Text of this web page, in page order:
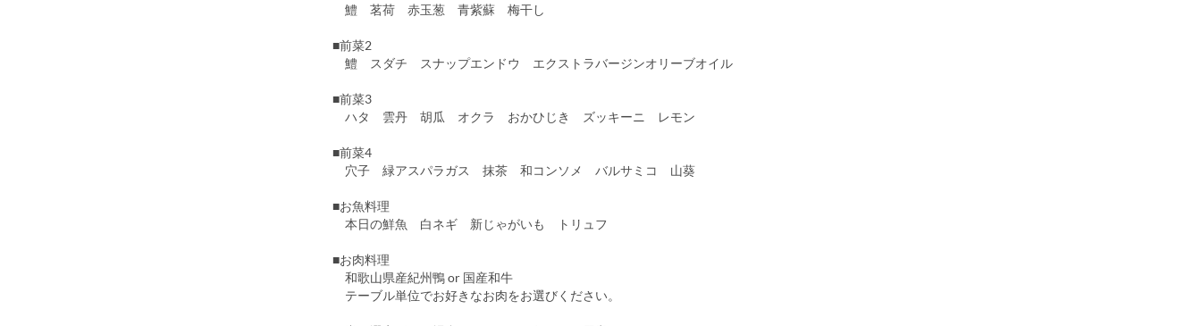
鱧 茗荷 赤玉葱 青紫蘇 梅干し
■前菜2
鱧 スダチ スナップエンドウ エクストラバージンオリーブオイル
■前菜3
ハタ 雲丹 胡瓜 オクラ おかひじき ズッキーニ レモン
■前菜4
穴子 緑アスパラガス 抹茶 和コンソメ バルサミコ 山葵
■お魚料理
本日の鮮魚 白ネギ 新じゃがいも トリュフ
■お肉料理
和歌山県産紀州鴨 or 国産和牛
テーブル単位でお好きなお肉をお選びください。